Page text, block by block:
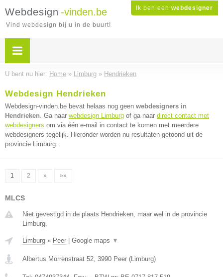
Ik ben een webdesigner
Webdesign -vinden.be
Vind webdesign bij u in de buurt!
U bent nu hier: Home » Limburg » Hendrieken
Webdesign Hendrieken
Webdesign-vinden.be bevat helaas nog geen webdesigners in
Hendrieken. Ga naar webdesign Limburg of ga naar direct contact met
webdesigners om via één e-mail in contact te komen met meerdere
webdesigners tegelijk. Hieronder worden nu resultaten getoond uit de
provincie Limburg.
1 2 » »»
MLCS
Niet gevestigd in de plaats Hendrieken, maar wel in de provincie
Limburg.
Limburg » Peer Google maps ▼
Albertus Morrenstraat 52, 3990 Peer (Limburg)